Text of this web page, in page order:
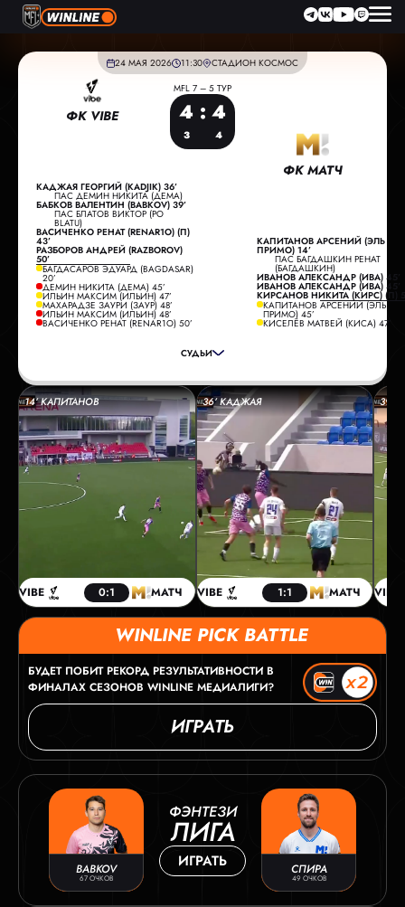
24 МАЯ 2026 11:30 СТАДИОН КОСМОС
ФК VIBE
КАДЖАЯ ГЕОРГИЙ (KADJIK) 36’
ПАС ДЕМИН НИКИТА (ДЕМА)
БАБКОВ ВАЛЕНТИН (BABKOV) 39’
ПАС БЛАТОВ ВИКТОР (PO
BLATU)
ВАСИЧЕНКО РЕНАТ (RENAR1O) (П)
43’
РАЗБОРОВ АНДРЕЙ (RAZBOROV)
50’
БАГДАСАРОВ ЭДУАРД (BAGDASAR)
20’
ДЕМИН НИКИТА (ДЕМА) 45’
ИЛЬИН МАКСИМ (ИЛЬИН) 47’
МАХАРАДЗЕ ЗАУРИ (ЗАУР) 48’
ИЛЬИН МАКСИМ (ИЛЬИН) 48’
ВАСИЧЕНКО РЕНАТ (RENAR1O) 50’
MFL 7 – 5 ТУР
3
4 : 4
4
СУДЬИ
КАПИТАНОВ АРСЕНИЙ (ЭЛЬ
ПРИМО) 14’
ПАС БАГДАШКИН РЕНАТ
(БАГДАШКИН)
ИВАНОВ АЛЕКСАНДР (ИВА) 45’
ИВАНОВ АЛЕКСАНДР (ИВА) 45’
КИРСАНОВ НИКИТА (КИРС) (П)
КАПИТАНОВ АРСЕНИЙ (ЭЛЬ
ПРИМО) 45’
КИСЕЛЁВ МАТВЕЙ (КИСА) 47’
ФК МАТЧ
ГЛАВНЫЙ СУДЬЯ:
БЕРДНИКОВ ВИТАЛИЙ
ПОМОЩНИК СУДЬИ:
СТРОГАНОВ ДМИТРИЙ
РЕЗЕРВНЫЙ СУДЬЯ:АПОНАСЕНКО ЮРИЙ
14’ КАПИТАНОВ
VIBE 0:1 МАТЧ
36’ КАДЖАЯ
VIBE 1:1 МАТЧ
39’
VIBE
WINLINE PICK BATTLE
БУДЕТ ПОБИТ РЕКОРД РЕЗУЛЬТАТИВНОСТИ В
ФИНАЛАХ СЕЗОНОВ WINLINE МЕДИАЛИГИ?
ИГРАТЬ
BABKOV
67 ОЧКОВ
ФЭНТЕЗИ
ЛИГА
ИГРАТЬ СПИРА
49 ОЧКОВ